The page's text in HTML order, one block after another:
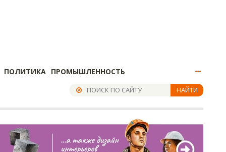
ПОЛИТИКА ПРОМЫШЛЕННОСТЬ
НАЙТИ